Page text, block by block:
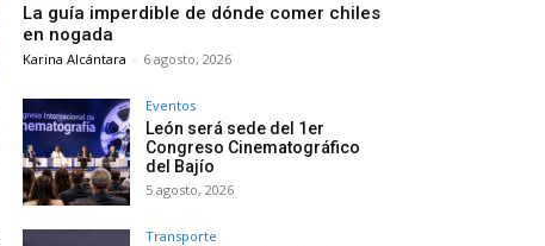
La guía imperdible de dónde comer chiles
en nogada
Karina Alcántara - 6 agosto, 2026
Eventos
León será sede del 1er
Congreso Cinematográfico
del Bajío
5 agosto, 2026
Transporte